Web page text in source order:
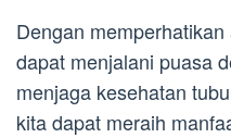
Dengan
dapat menjalani puasa
menjaga kesehatan
kita dapat meraih